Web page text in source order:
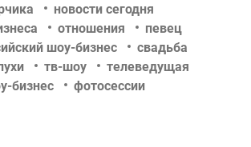
новости сегодня
отношения
певец
шоу-бизнес
свадьба
тв-шоу
телеведущая
бизнес
фотосессии